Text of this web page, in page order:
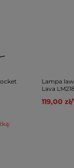
Lampa
Lava
119,00 zł/